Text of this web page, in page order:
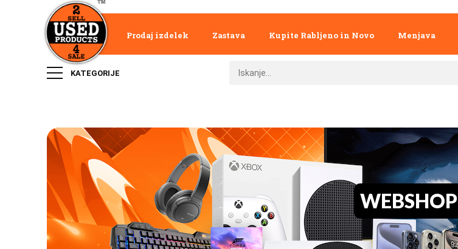
Prodaj izdelek Zastava Kupite Rabljeno in Novo Menjava
KATEGORIJE
WEBSHOP